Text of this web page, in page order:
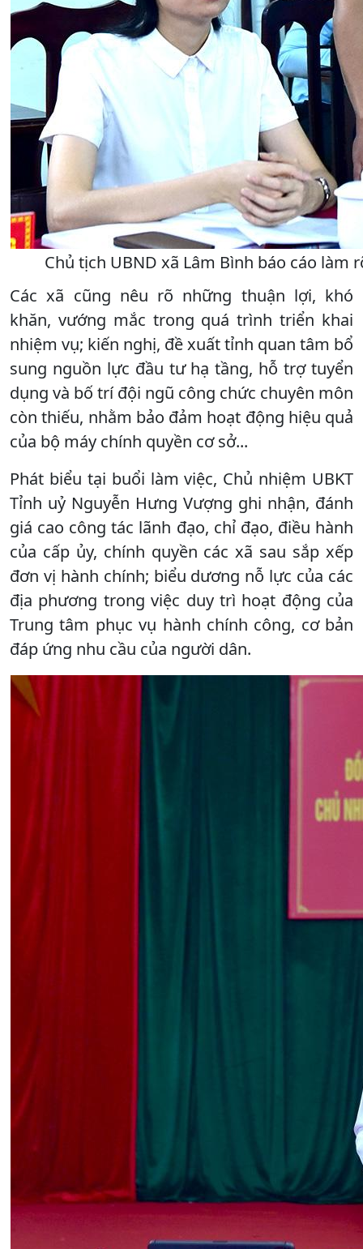
Chủ tịch UBND xã Lâm Bình báo cáo
Các xã cũng nêu rõ những thuận lợi, khó
khăn, vướng mắc trong quá trình triển khai
nhiệm vụ; kiến nghị, đề xuất tỉnh quan tâm bổ
sung nguồn lực đầu tư hạ tầng, hỗ trợ tuyển
dụng và bố trí đội ngũ công chức chuyên môn
còn thiếu, nhằm bảo đảm hoạt động hiệu quả
của bộ máy chính quyền cơ sở...
Phát biểu tại buổi làm việc, Chủ nhiệm UBKT
Tỉnh uỷ Nguyễn Hưng Vượng ghi nhận, đánh
giá cao công tác lãnh đạo, chỉ đạo, điều hành
của cấp ủy, chính quyền các xã sau sắp xếp
đơn vị hành chính; biểu dương nỗ lực của các
địa phương trong việc duy trì hoạt động của
Trung tâm phục vụ hành chính công, cơ bản
đáp ứng nhu cầu của người dân.